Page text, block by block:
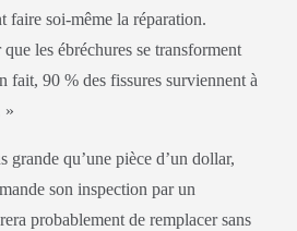
faire soi-même la réparation.
les ébréchures se transforment
fait, 90 % des fissures surviennent à
»
grande qu’une pièce d’un dollar,
son inspection par un
probablement de remplacer sans